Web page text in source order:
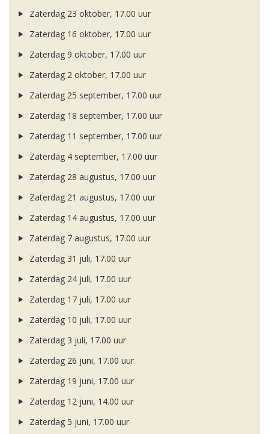
Zaterdag 23 oktober, 17.00 uur
Zaterdag 16 oktober, 17.00 uur
Zaterdag 9 oktober, 17.00 uur
Zaterdag 2 oktober, 17.00 uur
Zaterdag 25 september, 17.00 uur
Zaterdag 18 september, 17.00 uur
Zaterdag 11 september, 17.00 uur
Zaterdag 4 september, 17.00 uur
Zaterdag 28 augustus, 17.00 uur
Zaterdag 21 augustus, 17.00 uur
Zaterdag 14 augustus, 17.00 uur
Zaterdag 7 augustus, 17.00 uur
Zaterdag 31 juli, 17.00 uur
Zaterdag 24 juli, 17.00 uur
Zaterdag 17 juli, 17.00 uur
Zaterdag 10 juli, 17.00 uur
Zaterdag 3 juli, 17.00 uur
Zaterdag 26 juni, 17.00 uur
Zaterdag 19 juni, 17.00 uur
Zaterdag 12 juni, 14.00 uur
Zaterdag 5 juni, 17.00 uur